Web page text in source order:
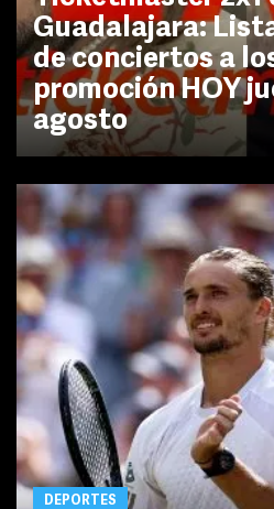
Guadalajara:
de conciertos a
promoción HOY
agosto
DEPORTES